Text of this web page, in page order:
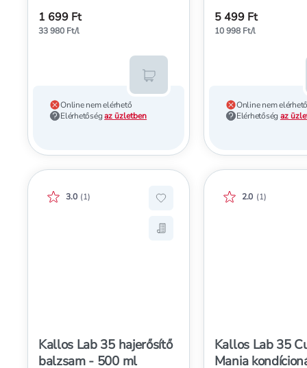
1 699 Ft
33 980 Ft/l
Online nem elérhető
Elérhetőségaz üzletben
Kosárba teszem
5 499 Ft
10 998 Ft/l
Online nem elérhető
Elérhetőség az
Kallos Lab 35 hajerősítő
balzsam - 500 ml
Értékelés pontszáma:
3.0 (1)
Hozzáadás a kedvencekhez,
Mentés a bevásárló listára,
Kallos Lab 35
Mania
Értékelés
2.0 (1)